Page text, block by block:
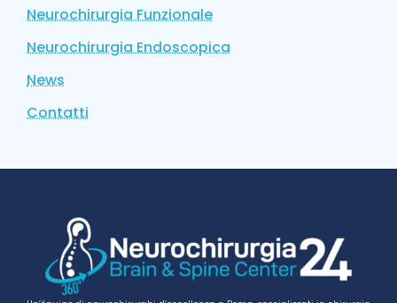
Neurochirurgia Funzionale
Neurochirurgia Endoscopica
News
Contatti